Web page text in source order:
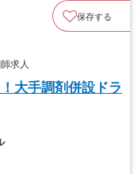
保存する
求人
大手調剤併設ドラ